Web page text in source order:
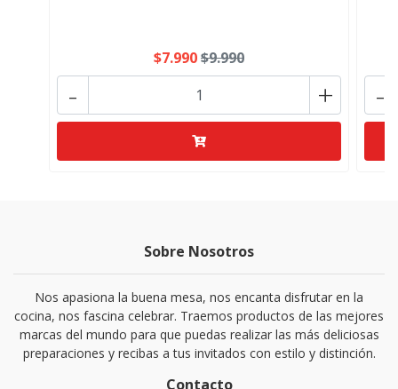
$7.990$9.990
+
- -
Sobre Nosotros
Nos apasiona la buena mesa, nos encanta disfrutar en la
cocina, nos fascina celebrar. Traemos productos de las mejores
marcas del mundo para que puedas realizar las más deliciosas
preparaciones y recibas a tus invitados con estilo y distinción.
Contacto